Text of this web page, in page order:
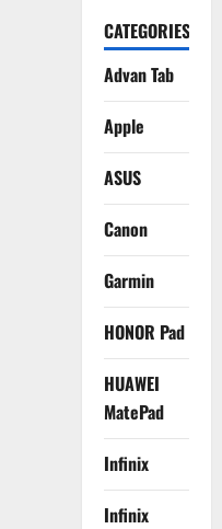
CATEGORIES
Advan Tab
Apple
ASUS
Canon
Garmin
HONOR Pad
HUAWEI
MatePad
Infinix
Infinix